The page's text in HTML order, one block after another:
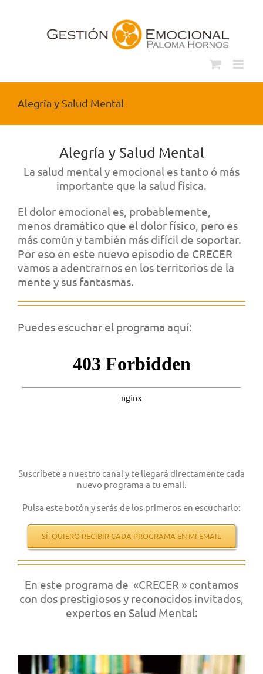
Alegría y Salud Mental
Alegría y Salud Mental
La salud mental y emocional es tanto ó más
importante que la salud física.
El dolor emocional es, probablemente,
menos dramático que el dolor físico, pero es
más común y también más difícil de soportar.
Por eso en este nuevo episodio de CRECER
vamos a adentrarnos en los territorios de la
mente y sus fantasmas.
Puedes escuchar el programa aquí:
Suscríbete a nuestro canal y te llegará directamente cada
nuevo programa a tu email.
Pulsa este botón y serás de los primeros en escucharlo:
SÍ, QUIERO RECIBIR CADA PROGRAMA EN MI EMAIL
En este programa de «CRECER » contamos
con dos prestigiosos y reconocidos invitados,
expertos en Salud Mental: